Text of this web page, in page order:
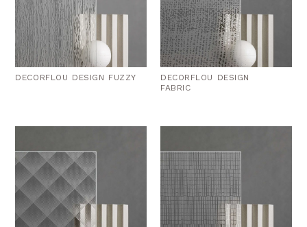
DECORFLOU DESIGN FUZZY
DECORFLOU DESIGN
FABRIC